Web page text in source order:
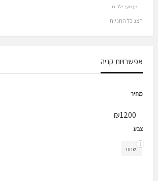
צעצועי ילדים
הצג כל התגיות
אפשרויות קניה
מחיר
צבע
שחור
1